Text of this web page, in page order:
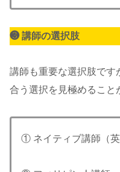
❸ 講師の選択肢
講師も重要な選択肢です
合う選択を見極めること
① ネイティブ講師（英